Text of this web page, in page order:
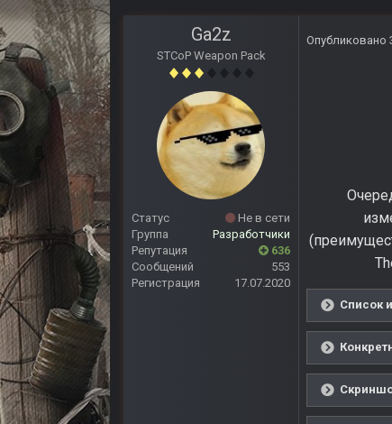
Ga2z
STCoP Weapon Pack
Статус
Не в сети
Группа
Разработчики
Репутация
636
Сообщений
553
Регистрация
17.07.2020
Опубликовано
Список